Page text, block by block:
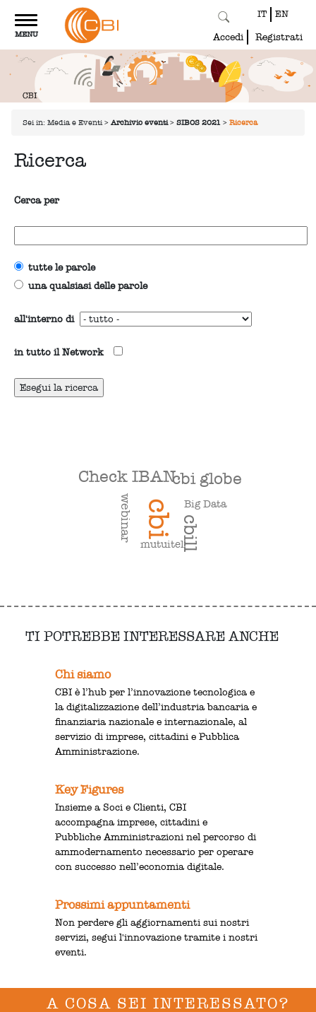
Toggle
navigation
MENU
IT EN
Accedi Registrati
Sei in: Media e Eventi > Archivio eventi > SIBOS 2021 > Ricerca
Ricerca
Cerca per
tutte le parole
una qualsiasi delle parole
all'interno di
in tutto il Network
cbi cbill
cbi globe
Check IBAN
webinar
mutuitel
Big Data
TI POTREBBE INTERESSARE ANCHE
Chi siamo
CBI è l’hub per l’innovazione tecnologica e
la digitalizzazione dell’industria bancaria e
finanziaria nazionale e internazionale, al
servizio di imprese, cittadini e Pubblica
Amministrazione.
Key Figures
Insieme a Soci e Clienti, CBI
accompagna imprese, cittadini e
Pubbliche Amministrazioni nel percorso di
ammodernamento necessario per operare
con successo nell’economia digitale.
Prossimi appuntamenti
Non perdere gli aggiornamenti sui nostri
servizi, segui l'innovazione tramite i nostri
eventi.
A COSA SEI INTERESSATO?